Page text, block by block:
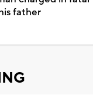
father